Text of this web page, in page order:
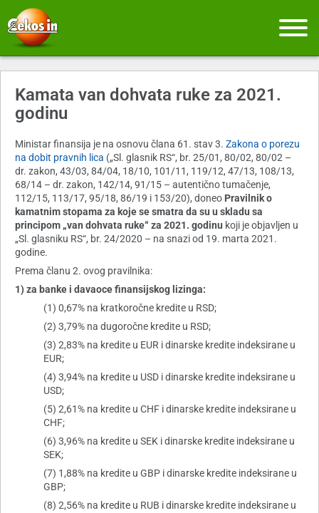
Kamata van dohvata ruke za 2021.
godinu
Ministar finansija je na osnovu člana 61. stav 3. Zakona o porezu
na dobit pravnih lica („Sl. glasnik RS“, br. 25/01, 80/02, 80/02 –
dr. zakon, 43/03, 84/04, 18/10, 101/11, 119/12, 47/13, 108/13,
68/14 – dr. zakon, 142/14, 91/15 – autentično tumačenje,
112/15, 113/17, 95/18, 86/19 i 153/20), doneo Pravilnik o
kamatnim stopama za koje se smatra da su u skladu sa
principom „van dohvata ruke“ za 2021. godinu koji je objavljen u
„Sl. glasniku RS“, br. 24/2020 – na snazi od 19. marta 2021.
godine.
Prema članu 2. ovog pravilnika:
1) za banke i davaoce finansijskog lizinga:
(1) 0,67% na kratkoročne kredite u RSD;
(2) 3,79% na dugoročne kredite u RSD;
(3) 2,83% na kredite u EUR i dinarske kredite indeksirane u
EUR;
(4) 3,94% na kredite u USD i dinarske kredite indeksirane u
USD;
(5) 2,61% na kredite u CHF i dinarske kredite indeksirane u
CHF;
(6) 3,96% na kredite u SEK i dinarske kredite indeksirane u
SEK;
(7) 1,88% na kredite u GBP i dinarske kredite indeksirane u
GBP;
(8) 2,56% na kredite u RUB i dinarske kredite indeksirane u